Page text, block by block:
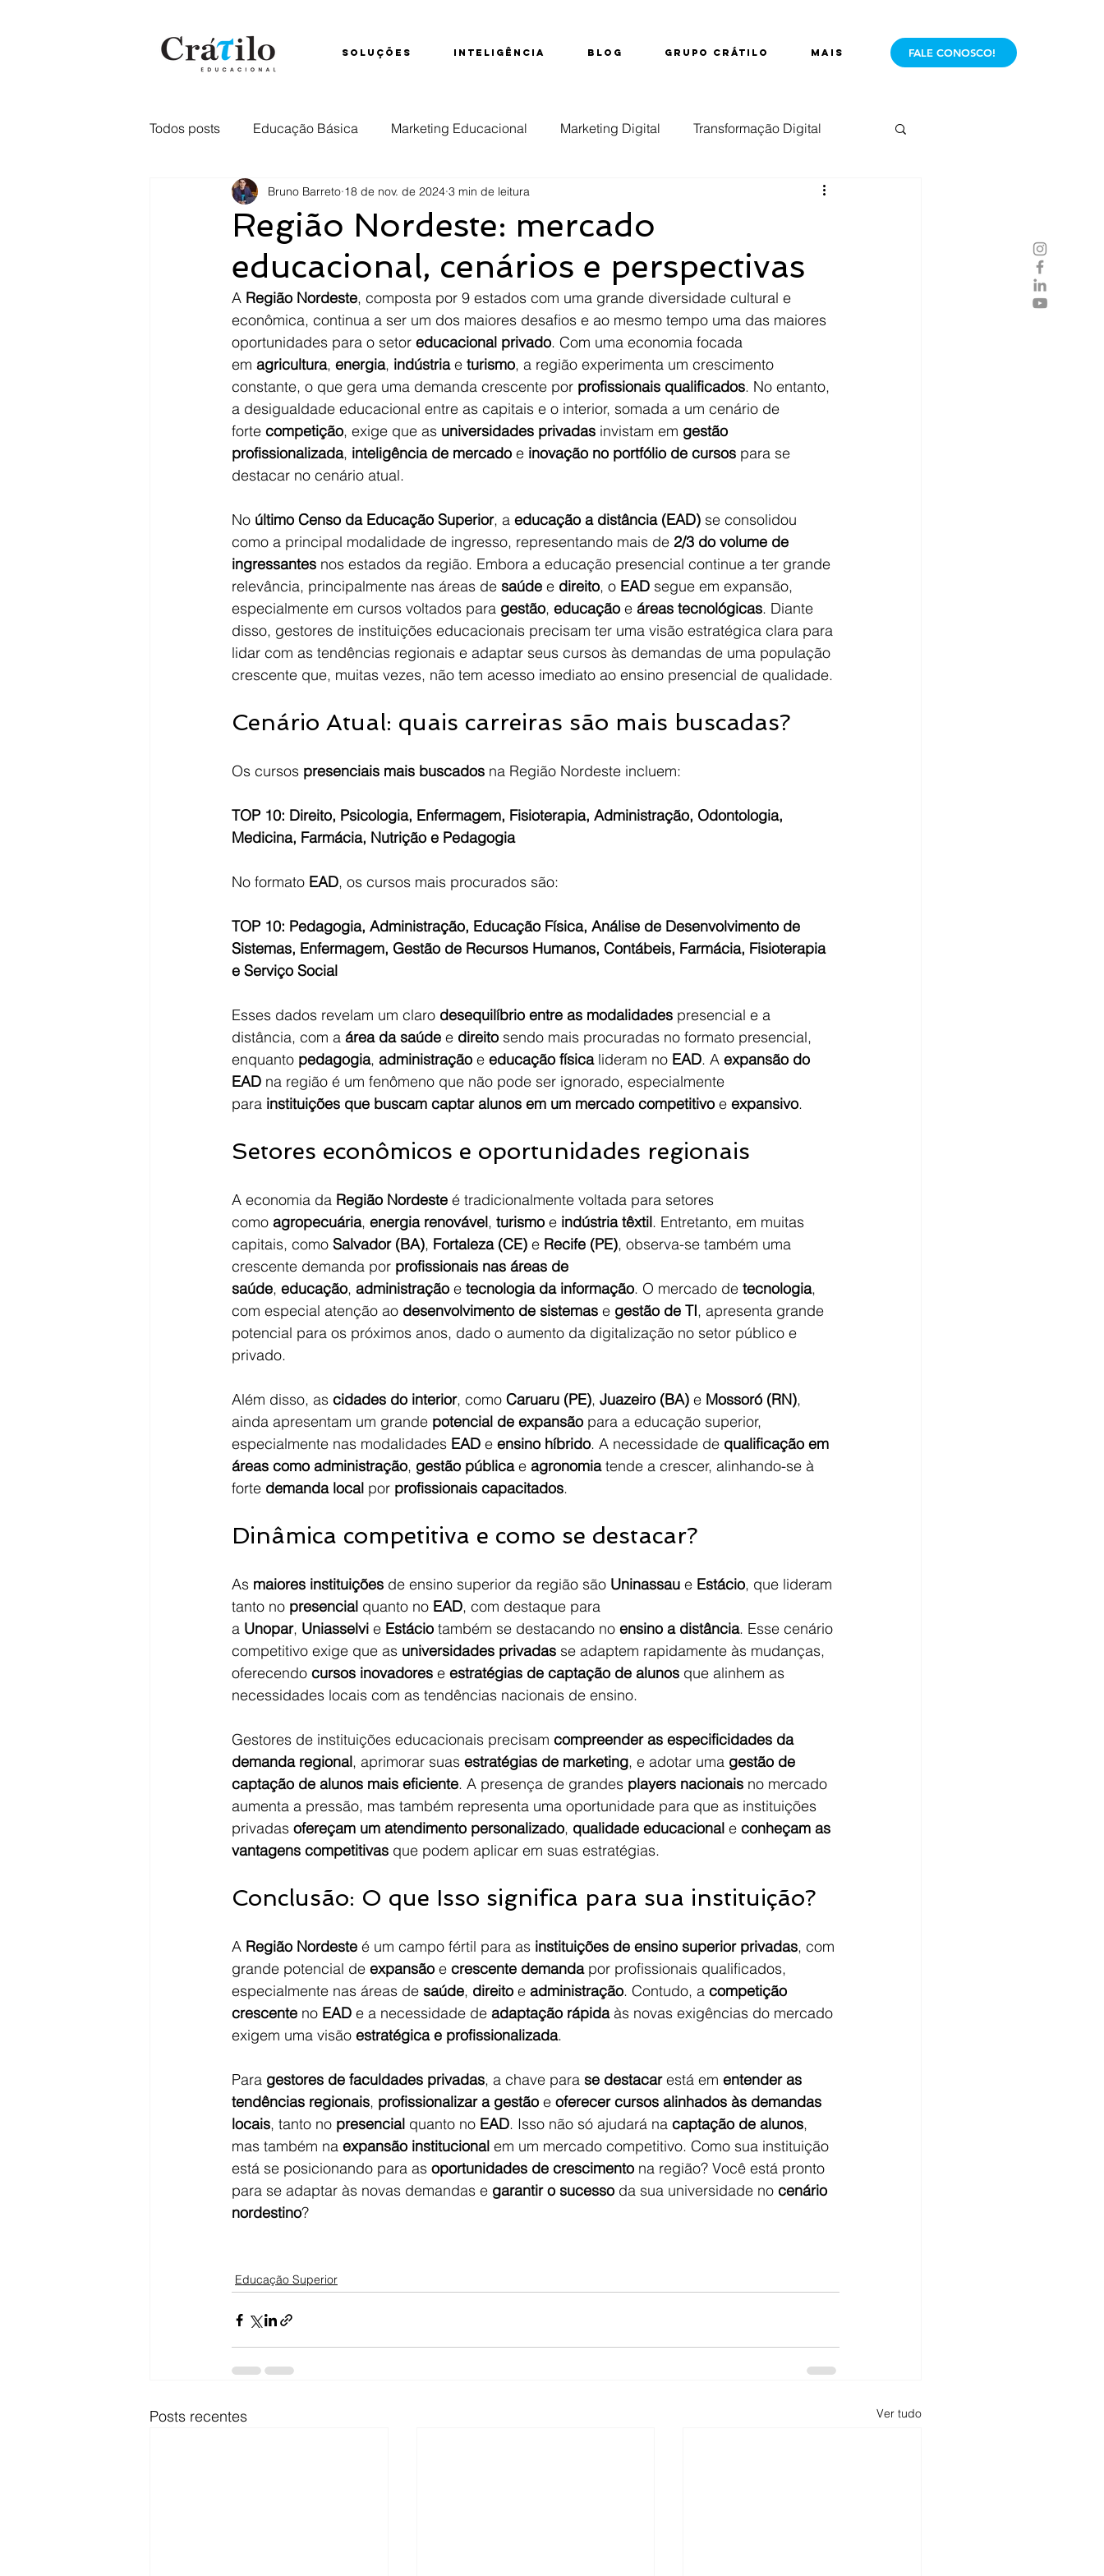
SOLUÇÕES INTELIGÊNCIA BLOG GRUPO CRÁTILO Mais FALE CONOSCO!
Todos posts Educação Básica Marketing Educacional Marketing Digital Transformação Digital
Ensino Híbrido Comunicação Educação Superior Live
Captação retenção Ensino Técnico
Região Nordeste: mercado
educacional, cenários e perspectivas
Bruno Barreto 18 de nov. de 2024 3 min de leitura
A Região Nordeste, composta por 9 estados com uma grande diversidade cultural e
econômica, continua a ser um dos maiores desafios e ao mesmo tempo uma das maiores
oportunidades para o setor educacional privado. Com uma economia focada
em agricultura, energia, indústria e turismo, a região experimenta um crescimento
constante, o que gera uma demanda crescente por profissionais qualificados. No entanto,
a desigualdade educacional entre as capitais e o interior, somada a um cenário de
forte competição, exige que as universidades privadas invistam em gestão
profissionalizada, inteligência de mercado e inovação no portfólio de cursos para se
destacar no cenário atual.
No último Censo da Educação Superior, a educação a distância (EAD) se consolidou
como a principal modalidade de ingresso, representando mais de 2/3 do volume de
ingressantes nos estados da região. Embora a educação presencial continue a ter grande
relevância, principalmente nas áreas de saúde e direito, o EAD segue em expansão,
especialmente em cursos voltados para gestão, educação e áreas tecnológicas. Diante
disso, gestores de instituições educacionais precisam ter uma visão estratégica clara para
lidar com as tendências regionais e adaptar seus cursos às demandas de uma população
crescente que, muitas vezes, não tem acesso imediato ao ensino presencial de qualidade.
Cenário Atual: quais carreiras são mais buscadas?
Os cursos presenciais mais buscados na Região Nordeste incluem:
TOP 10: Direito, Psicologia, Enfermagem, Fisioterapia, Administração, Odontologia,
Medicina, Farmácia, Nutrição e Pedagogia
No formato EAD, os cursos mais procurados são:
TOP 10: Pedagogia, Administração, Educação Física, Análise de Desenvolvimento de
Sistemas, Enfermagem, Gestão de Recursos Humanos, Contábeis, Farmácia, Fisioterapia
e Serviço Social
Esses dados revelam um claro desequilíbrio entre as modalidades presencial e a
distância, com a área da saúde e direito sendo mais procuradas no formato presencial,
enquanto pedagogia, administração e educação física lideram no EAD. A expansão do
EAD na região é um fenômeno que não pode ser ignorado, especialmente
para instituições que buscam captar alunos em um mercado competitivo e expansivo.
Setores econômicos e oportunidades regionais
A economia da Região Nordeste é tradicionalmente voltada para setores
como agropecuária, energia renovável, turismo e indústria têxtil. Entretanto, em muitas
capitais, como Salvador (BA), Fortaleza (CE) e Recife (PE), observa-se também uma
crescente demanda por profissionais nas áreas de
saúde, educação, administração e tecnologia da informação. O mercado de tecnologia,
com especial atenção ao desenvolvimento de sistemas e gestão de TI, apresenta grande
potencial para os próximos anos, dado o aumento da digitalização no setor público e
privado.
Além disso, as cidades do interior, como Caruaru (PE), Juazeiro (BA) e Mossoró (RN),
ainda apresentam um grande potencial de expansão para a educação superior,
especialmente nas modalidades EAD e ensino híbrido. A necessidade de qualificação em
áreas como administração, gestão pública e agronomia tende a crescer, alinhando-se à
forte demanda local por profissionais capacitados.
Dinâmica competitiva e como se destacar?
As maiores instituições de ensino superior da região são Uninassau e Estácio, que lideram
tanto no presencial quanto no EAD, com destaque para
a Unopar, Uniasselvi e Estácio também se destacando no ensino a distância. Esse cenário
competitivo exige que as universidades privadas se adaptem rapidamente às mudanças,
oferecendo cursos inovadores e estratégias de captação de alunos que alinhem as
necessidades locais com as tendências nacionais de ensino.
Gestores de instituições educacionais precisam compreender as especificidades da
demanda regional, aprimorar suas estratégias de marketing, e adotar uma gestão de
captação de alunos mais eficiente. A presença de grandes players nacionais no mercado
aumenta a pressão, mas também representa uma oportunidade para que as instituições
privadas ofereçam um atendimento personalizado, qualidade educacional e conheçam as
vantagens competitivas que podem aplicar em suas estratégias.
Conclusão: O que Isso significa para sua instituição?
A Região Nordeste é um campo fértil para as instituições de ensino superior privadas, com
grande potencial de expansão e crescente demanda por profissionais qualificados,
especialmente nas áreas de saúde, direito e administração. Contudo, a competição
crescente no EAD e a necessidade de adaptação rápida às novas exigências do mercado
exigem uma visão estratégica e profissionalizada.
Para gestores de faculdades privadas, a chave para se destacar está em entender as
tendências regionais, profissionalizar a gestão e oferecer cursos alinhados às demandas
locais, tanto no presencial quanto no EAD. Isso não só ajudará na captação de alunos,
mas também na expansão institucional em um mercado competitivo. Como sua instituição
está se posicionando para as oportunidades de crescimento na região? Você está pronto
para se adaptar às novas demandas e garantir o sucesso da sua universidade no cenário
nordestino?
Educação Superior
Posts recentes Ver tudo